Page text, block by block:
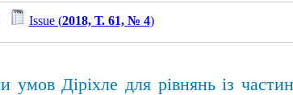
Issue (2018, Т. 61, № 4)
умов Діріхле для рівнянь із